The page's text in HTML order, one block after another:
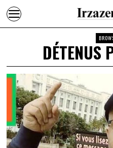
DÉTENUS